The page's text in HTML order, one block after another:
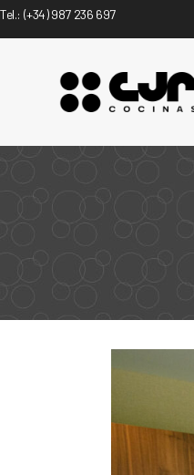
Tel.: (+34) 987 236 697